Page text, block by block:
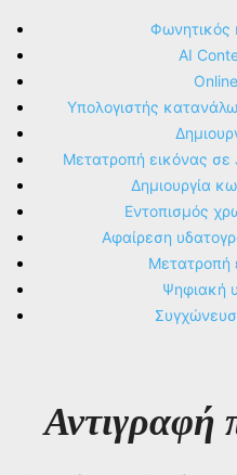
Φωνητικός
AI
Υπολογιστής
Μετατροπή εικόνας σε
Δημιουργία
Εντοπισμός
Αφαίρεση
Μετατροπή
Ψηφιακή
Αντιγραφή